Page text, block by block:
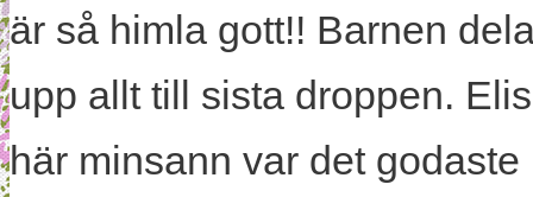
är så himla gott!! Barnen
upp allt till sista droppen.
här minsann var det